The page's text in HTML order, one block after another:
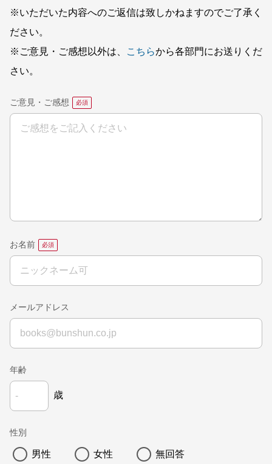
※いただいた内容へのご返信は致しかねますのでご了承く
ださい。
※ご意見・ご感想以外は、
こちらから各部門にお送りくだ
さい。
ご意見・ご感想
お名前
メールアドレス
年齢
歳
性別
男性 女性 無回答